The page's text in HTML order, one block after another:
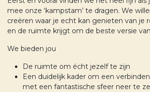
mee onze ‘kampstam’ te dragen. We
creëren waar je echt kan genieten van je
en de ruimte krijgt om de beste versie
We bieden jou
De ruimte om écht jezelf te zijn
Een duidelijk kader om een
met een fantastische sfeer neer te